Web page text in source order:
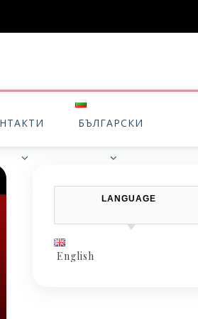
БЪЛГАРСКИ
LANGUAGE
English